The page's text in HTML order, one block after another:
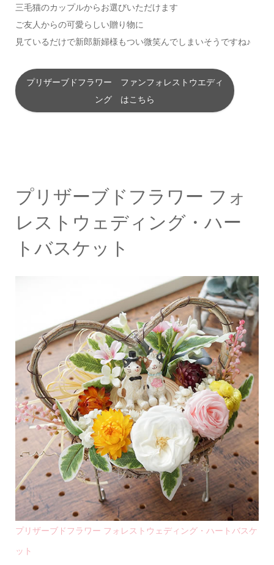
三毛猫のカップルからお選びいただけます
ご友人からの可愛らしい贈り物に
見ているだけで新郎新婦様もつい微笑んでしまいそうですね♪
プリザーブドフラワー ファンフォレストウエディ
ング はこちら
プリザーブドフラワー フォ
レストウェディング・ハー
トバスケット
プリザーブドフラワー フォレストウェディング・ハートバスケ
ット